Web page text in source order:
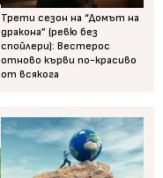
Трети сезон на “Домът на
дракона” (ревю без
спойлери): Вестерос
отново кърви по-красиво
от всякога